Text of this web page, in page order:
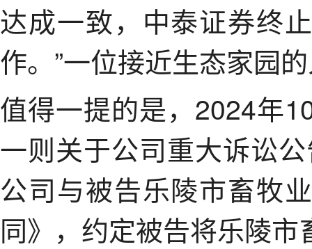
达成一致，中泰证券终
作。”一位接近生态家园
值得一提的是，2024年
一则关于公司重大诉讼
公司与被告乐陵市畜牧
同》，约定被告将乐陵